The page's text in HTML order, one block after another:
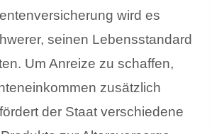
wird es
seinen Lebensstandard
Um Anreize zu schaffen,
zusätzlich
der Staat verschiedene